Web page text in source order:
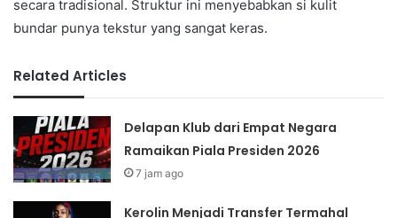
secara tradisional. Struktur ini menyebabkan si kulit
bundar punya tekstur yang sangat keras.
Related Articles
Delapan Klub dari Empat Negara
Ramaikan Piala Presiden 2026
7 jam ago
Kerolin Menjadi Transfer Termahal